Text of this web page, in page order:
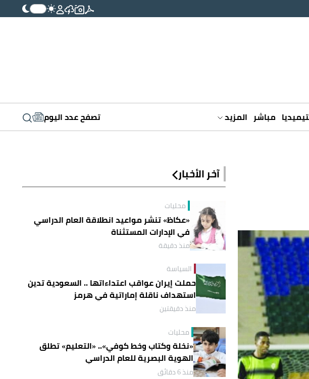
مباشر المزيد تصفح عدد اليوم
آخر الأخبار
محليات
«عكاظ» تنشر مواعيد انطلاقة العام الدراسي
في الإدارات المستثناة
منذ دقيقة
السياسة
حملت إيران عواقب اعتداءاتها .. السعودية تدين
استهداف ناقلة إماراتية في هرمز
منذ دقيقتين
محليات
«نخلة وكتاب وخط كوفي».. «التعليم» تطلق
الهوية البصرية للعام الدراسي
منذ 6 دقائق